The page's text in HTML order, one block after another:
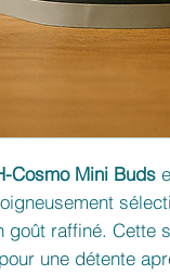
Cosmo Mini Buds
goût raffiné. Cette
une détente